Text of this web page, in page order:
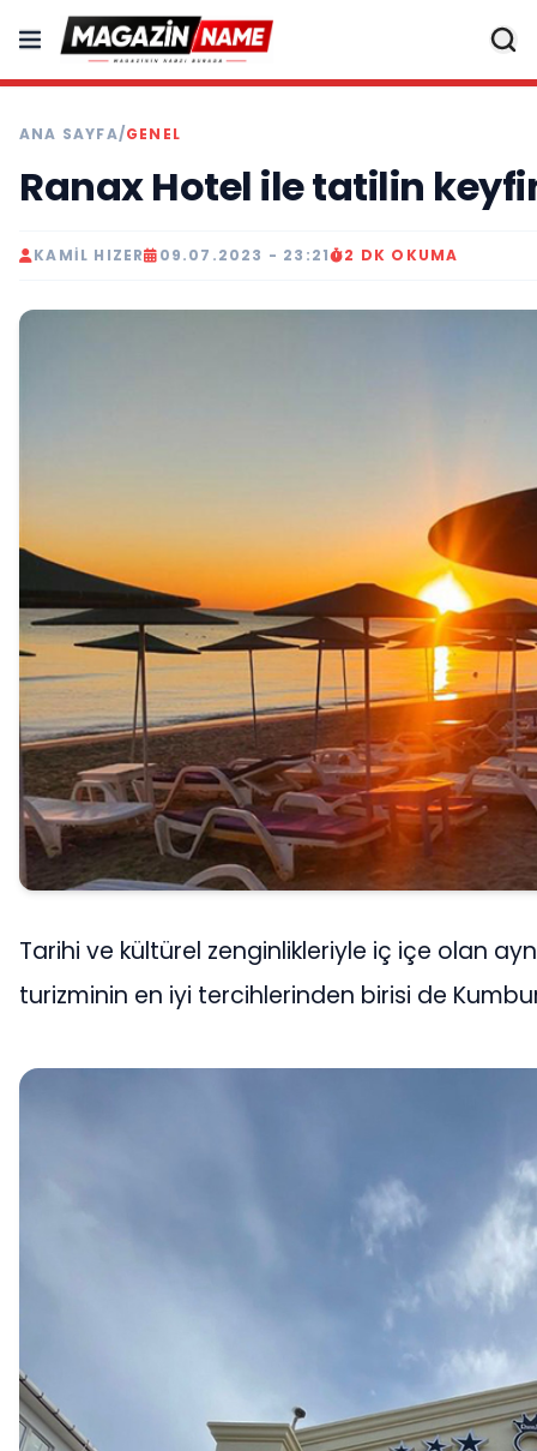
ANA SAYFA/GENEL
Ranax Hotel ile tatilin
KAMIL HIZER 09.07.2023 - 23:21 2 DK OKUMA
Tarihi ve kültürel zenginlikleriyle iç içe olan
turizminin en iyi tercihlerinden birisi de